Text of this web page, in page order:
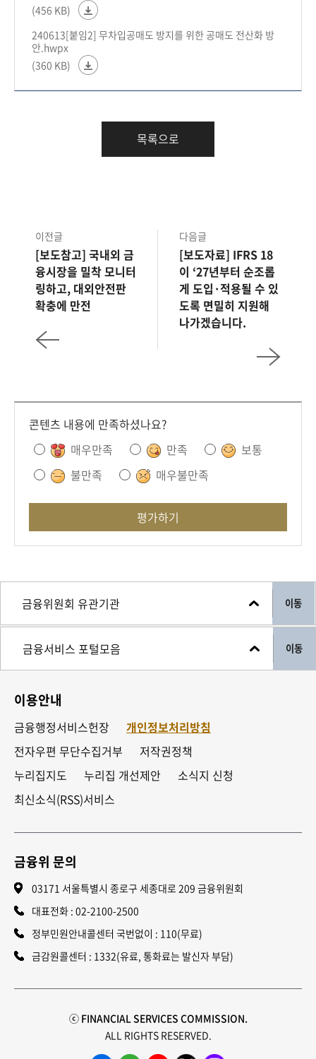
(456 KB)
240613[붙임2] 무차입공매도 방지를 위한 공매도 전산화 방
안.hwpx
(360 KB)
목록으로
이전글
[보도참고] 국내외 금
융시장을 밀착 모니터
링하고, 대외안전판
확충에 만전
다음글
[보도자료] IFRS 18
이 ‘27년부터 순조롭
게 도입·적용될 수 있
도록 면밀히 지원해
나가겠습니다.
콘텐츠 내용에 만족하셨나요?
매우만족
만족
보통
불만족
매우불만족
평가하기
이동
이동
이용안내
금융행정서비스헌장
개인정보처리방침
전자우편 무단수집거부
저작권정책
누리집지도
누리집 개선제안
소식지 신청
최신소식(RSS)서비스
금융위 문의
03171 서울특별시 종로구 세종대로 209 금융위원회
대표전화 : 02-2100-2500
정부민원안내콜센터 국번없이 : 110(무료)
금감원콜센터 : 1332(유료, 통화료는 발신자 부담)
ⓒ FINANCIAL SERVICES COMMISSION.
ALL RIGHTS RESERVED.